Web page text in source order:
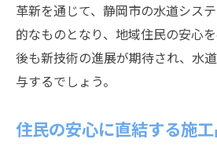
革新を通じて、静岡市の水道シス
的なものとなり、地域住民の安心
後も新技術の進展が期待され、水
与するでしょう。
住民の安心に直結する施